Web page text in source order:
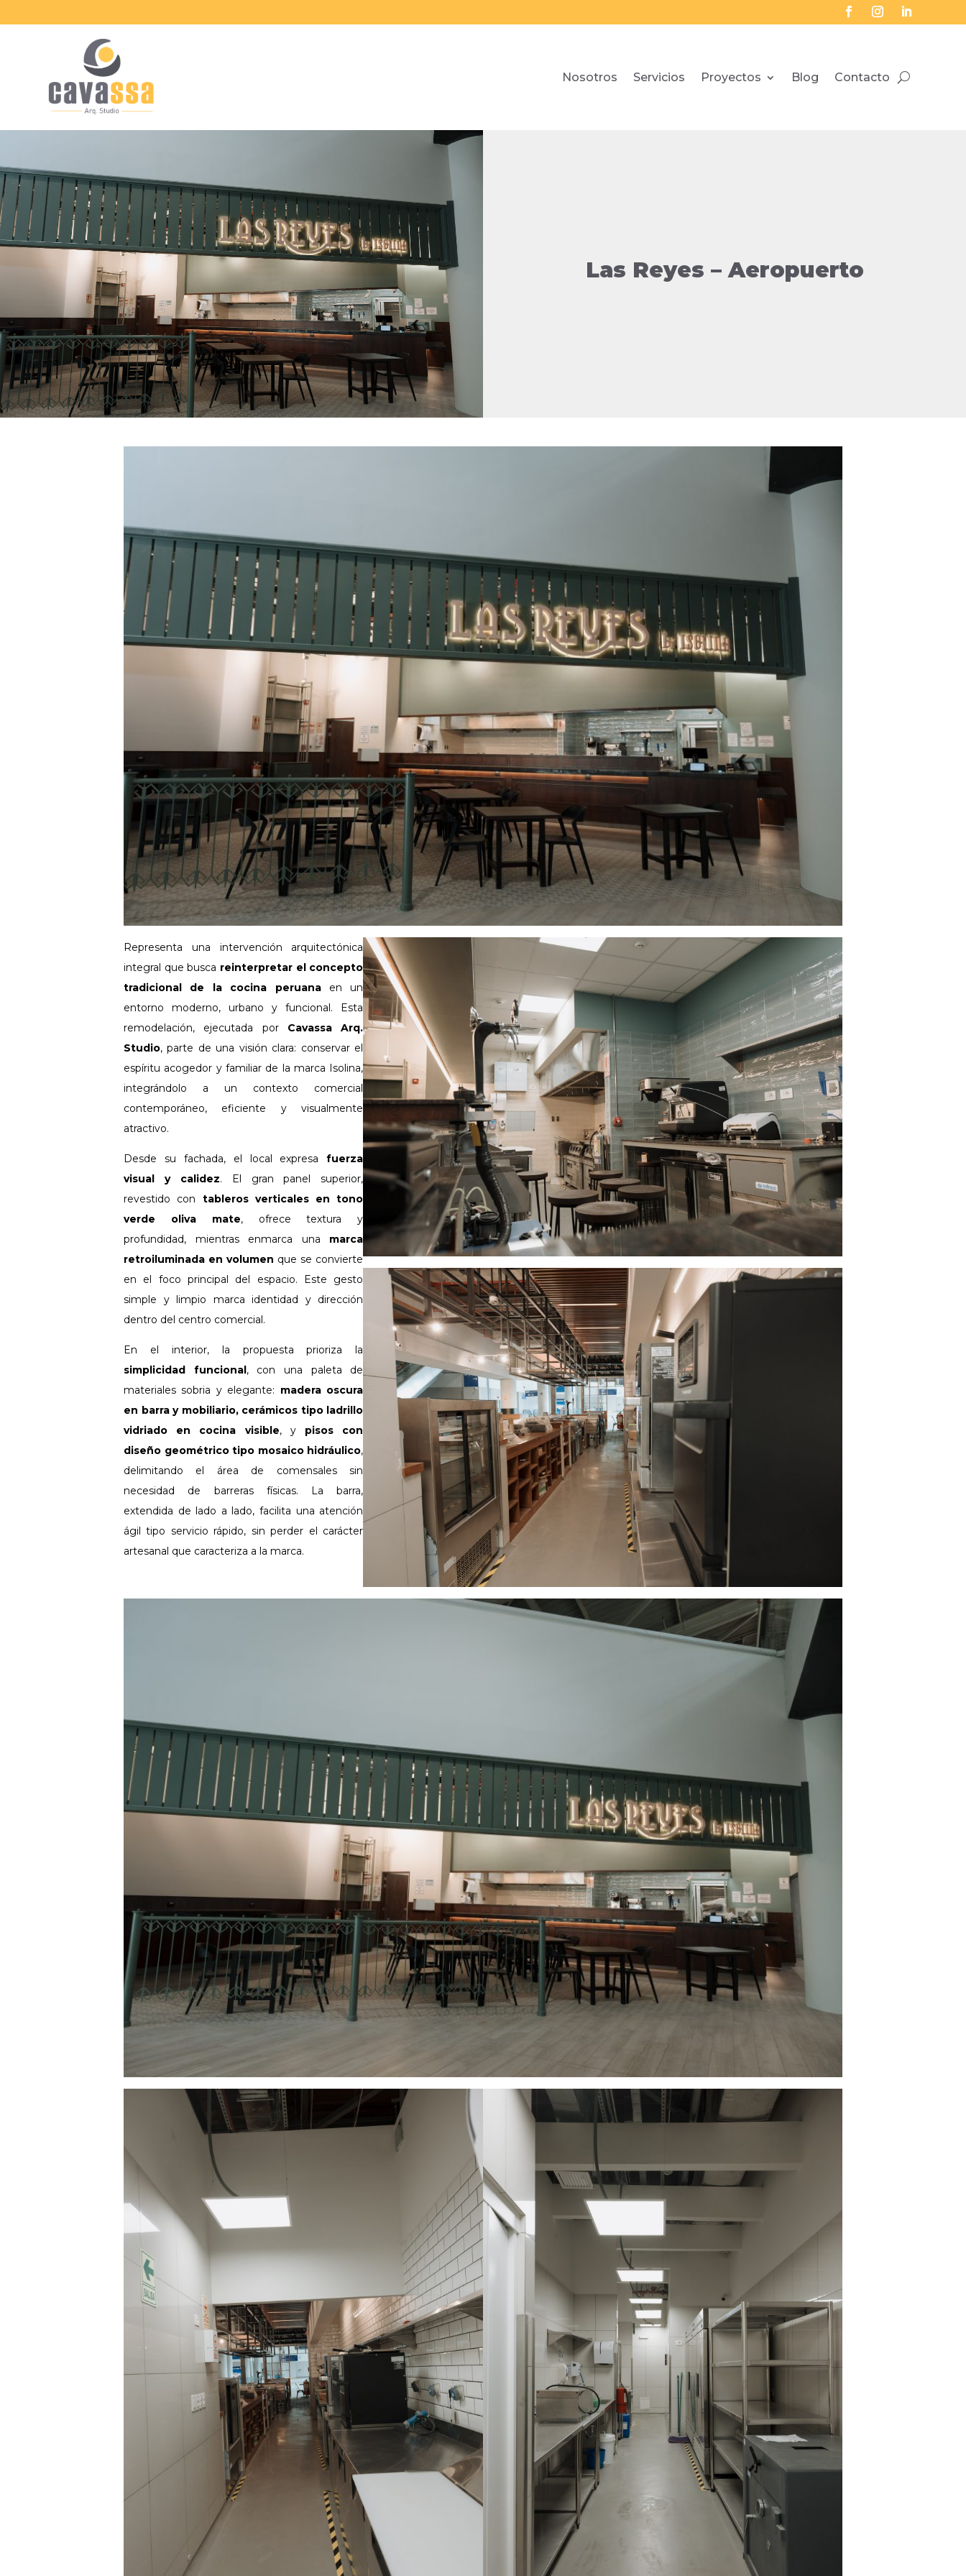
Nosotros Servicios Proyectos Blog Contacto
Las Reyes – Aeropuerto
Representa una intervención arquitectónica
integral que busca reinterpretar el concepto
tradicional de la cocina peruanaen un
entorno moderno, urbano y funcional. Esta
remodelación, ejecutada por Cavassa Arq.
Studio, parte de una visión clara: conservar el
espíritu acogedor y familiar de la marca Isolina,
integrándolo a un contexto comercial
contemporáneo, eficiente y visualmente
atractivo.
Desde su fachada, el local expresafuerza
visual y calidez. El gran panel superior,
revestido con tableros verticales en tono
verde oliva mate, ofrece textura y
profundidad, mientras enmarca una marca
retroiluminada en volumen que se convierte
en el foco principal del espacio. Este gesto
simple y limpio marca identidad y dirección
dentro del centro comercial.
En el interior, la propuesta prioriza la
simplicidad funcional, con una paleta de
materiales sobria y elegante: madera oscura
en barra y mobiliario, cerámicos tipo ladrillo
vidriado en cocina visible, y pisos con
diseño geométrico tipo mosaico hidráulico,
delimitando el área de comensales sin
necesidad de barreras físicas. La barra,
extendida de lado a lado, facilita una atención
ágil tipo servicio rápido, sin perder el carácter
artesanal que caracteriza a la marca.